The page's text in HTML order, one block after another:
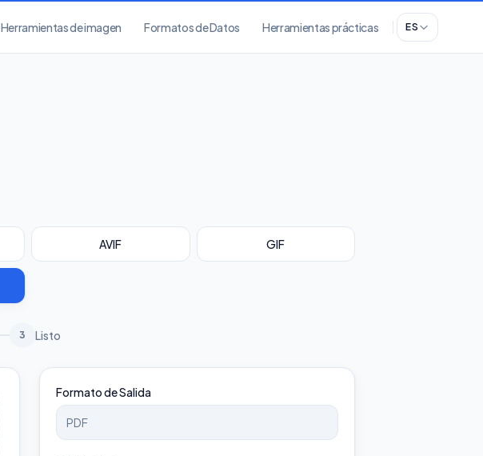
Herramientas de imagen Formatos de Datos Herramientas prácticas ES
AVIF GIF
3 Listo
Formato de Salida